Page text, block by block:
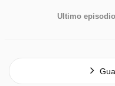
Ultimo